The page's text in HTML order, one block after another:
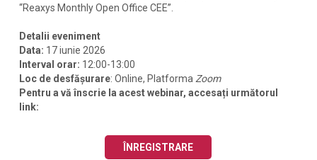
“Reaxys Monthly Open Office CEE”.
Detalii eveniment
Data: 17 iunie 2026
Interval orar: 12:00-13:00
Loc de desfășurare: Online, Platforma Zoom
Pentru a vă înscrie la acest webinar, accesați următorul
link:
ÎNREGISTRARE